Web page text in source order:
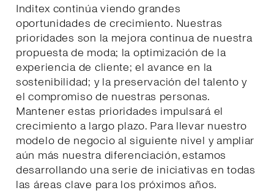
Inditex continúa viendo grandes
oportunidades de crecimiento. Nuestras
prioridades son la mejora continua de nuestra
propuesta de moda; la optimización de la
experiencia de cliente; el avance en la
sostenibilidad; y la preservación del talento y
el compromiso de nuestras personas.
Mantener estas prioridades impulsará el
crecimiento a largo plazo. Para llevar nuestro
modelo de negocio al siguiente nivel y ampliar
aún más nuestra diferenciación, estamos
desarrollando una serie de iniciativas en todas
las áreas clave para los próximos años.